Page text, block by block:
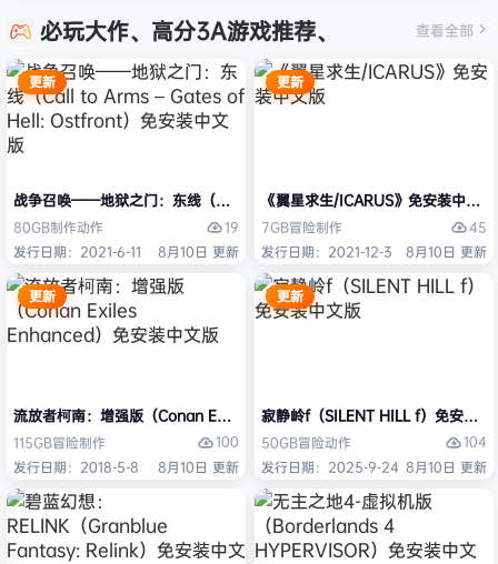
必玩大作、高分3A游戏推荐、 查看全部
更新
战争召唤——地狱之门：东线（Call to Arms – Gates of Hell: Ostfront）
80GB制作动作
19
发行日期：2021-6-11
8月10日 更新
更新
《翼星求生/ICARUS》免安装中文版
7GB冒险制作
45
发行日期：2021-12-3
8月10日 更新
更新
流放者柯南：增强版（Conan Exiles Enhanced）免安装中文版
115GB冒险制作
100
发行日期：2018-5-8
8月10日 更新
更新
寂静岭f（SILENT HILL f）免安装中
50GB冒险动作
104
发行日期：2025-9-24 8月10日 更新